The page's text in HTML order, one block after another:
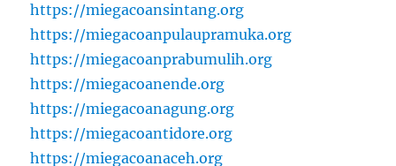
https://miegacoansintang.org
https://miegacoanpulaupramuka.org
https://miegacoanprabumulih.org
https://miegacoanende.org
https://miegacoanagung.org
https://miegacoantidore.org
https://miegacoanaceh.org